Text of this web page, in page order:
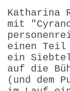
Katharina
mit
einen Teil
ein
auf die
(und dem